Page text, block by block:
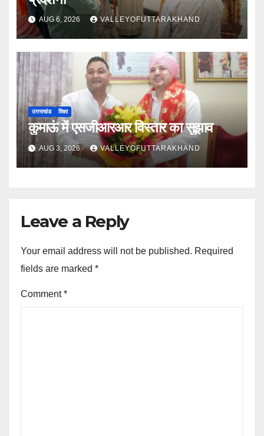
AUG 6, 2026 VALLEYOFUTTARAKHAND
उत्तराखंड शिक्षा
कुमाऊं में एसजीआरआर विस्तार का सुझाव
AUG 3, 2026 VALLEYOFUTTARAKHAND
Leave a Reply
Your email address will not be published. Required
fields are marked *
Comment*